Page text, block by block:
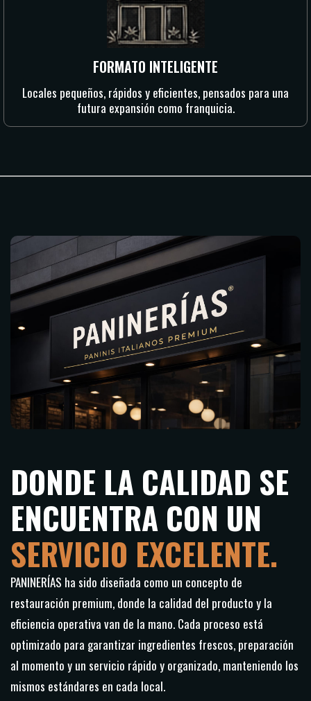
FORMATO INTELIGENTE
Locales pequeños, rápidos y eficientes, pensados para una
futura expansión como franquicia.
DONDE LA CALIDAD SE
ENCUENTRA CON UN
SERVICIO EXCELENTE.
PANINERÍAS ha sido diseñada como un concepto de
restauración premium, donde la calidad del producto y la
eficiencia operativa van de la mano. Cada proceso está
optimizado para garantizar ingredientes frescos, preparación
al momento y un servicio rápido y organizado, manteniendo los
mismos estándares en cada local.